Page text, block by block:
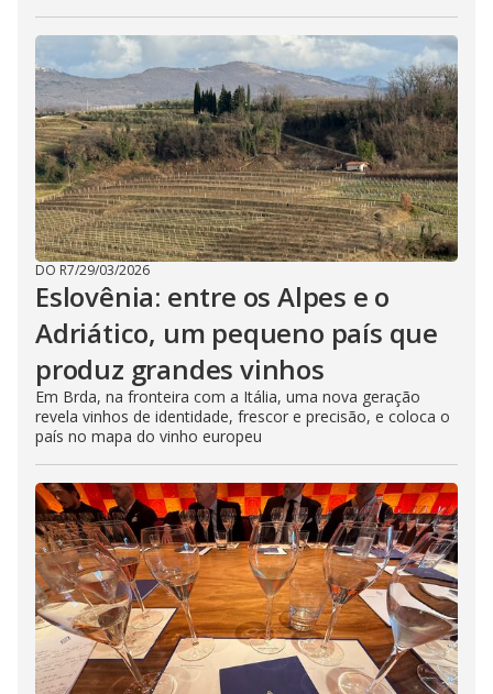
DO R7/29/03/2026
Eslovênia: entre os Alpes e o
Adriático, um pequeno país que
produz grandes vinhos
Em Brda, na fronteira com a Itália, uma nova geração
revela vinhos de identidade, frescor e precisão, e coloca o
país no mapa do vinho europeu